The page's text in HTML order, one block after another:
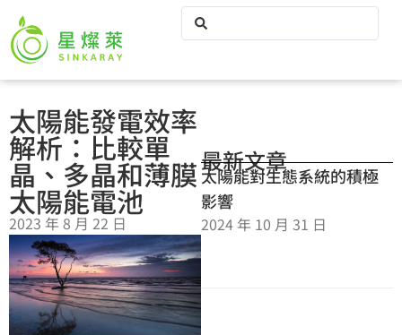
太陽能發電效率
解析：比較單
晶、多晶和薄膜
太陽能電池
2023 年 8 月 22 日
最新文章
太陽能對生態系統的積極
影響
2024 年 10 月 31 日